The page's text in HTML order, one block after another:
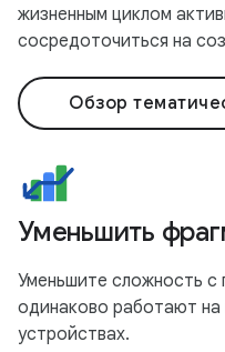
жизненным циклом
сосредоточиться на
Обзор
Уменьшить
Уменьшите сложность
одинаково работают на
устройствах.